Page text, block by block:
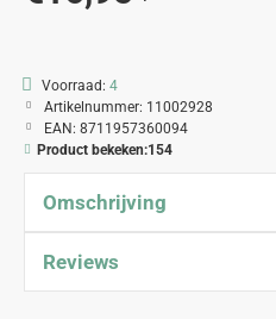
Voorraad: 4
Artikelnummer: 11002928
EAN: 8711957360094
Product bekeken:154
Omschrijving
Reviews